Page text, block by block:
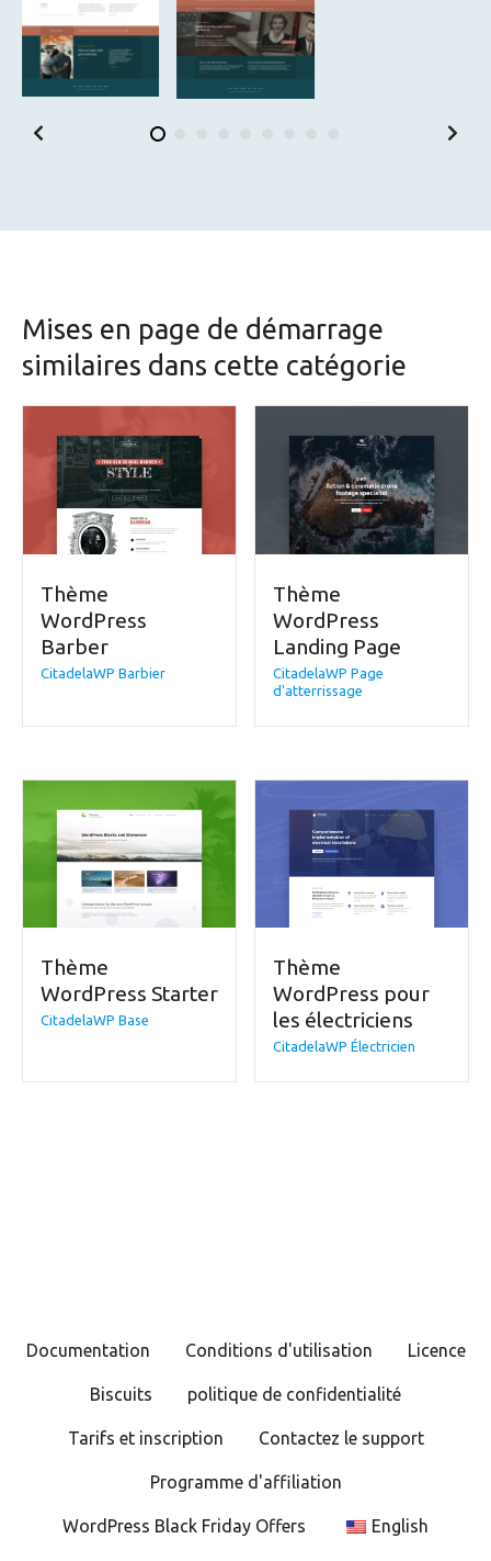
Mises en page de démarrage
similaires dans cette catégorie
Thème
WordPress
Barber
CitadelaWP Barbier
Thème
WordPress
Landing Page
CitadelaWP Page
d'atterrissage
Thème
WordPress Starter
CitadelaWP Base
Thème
WordPress pour
les électriciens
CitadelaWP Électricien
Documentation Conditions d'utilisation Licence
Biscuits politique de confidentialité
Tarifs et inscription Contactez le support
Programme d'affiliation
WordPress Black Friday Offers English